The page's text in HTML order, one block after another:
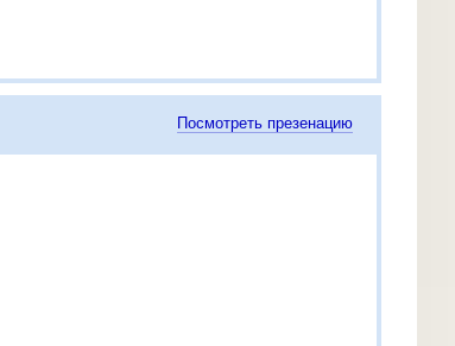
Посмотреть презенацию